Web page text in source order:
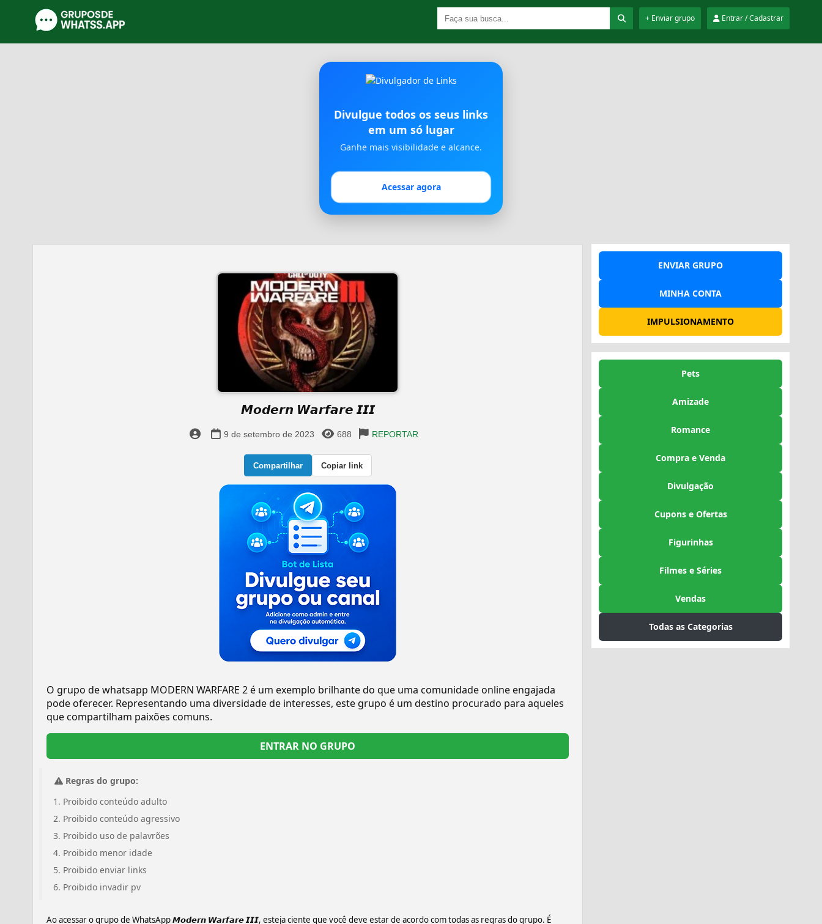
Entrar / Cadastrar
+ Enviar grupo
Divulgue todos os seus links
em um só lugar
Ganhe mais visibilidade e alcance.
Acessar agora
𝙈𝙤𝙙𝙚𝙧𝙣 𝙒𝙖𝙧𝙛𝙖𝙧𝙚 𝙄𝙄𝙄
9 de setembro de 2023 688 REPORTAR
Compartilhar Copiar link
O grupo de whatsapp MODERN WARFARE 2 é um exemplo brilhante do que uma comunidade online engajada
pode oferecer. Representando uma diversidade de interesses, este grupo é um destino procurado para aqueles
que compartilham paixões comuns.
ENTRAR NO GRUPO
Regras do grupo:
Proibido conteúdo adulto
Proibido conteúdo agressivo
Proibido uso de palavrões
Proibido menor idade
Proibido enviar links
Proibido invadir pv
Ao acessar o grupo de WhatsApp𝙈𝙤𝙙𝙚𝙧𝙣 𝙒𝙖𝙧𝙛𝙖𝙧𝙚 𝙄𝙄𝙄, esteja ciente que você deve estar de acordo com todas as regras do grupo. É
ENVIAR GRUPO
MINHA CONTA
IMPULSIONAMENTO
Pets
Amizade
Romance
Compra e Venda
Divulgação
Cupons e Ofertas
Figurinhas
Filmes e Séries
Vendas
Todas as Categorias